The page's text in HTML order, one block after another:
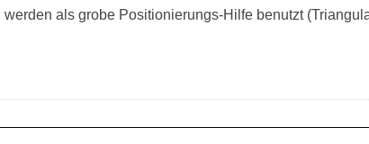
als grobe Positionierungs-Hilfe benutzt